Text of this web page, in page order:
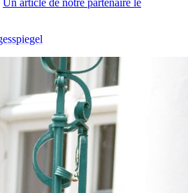
Un article de notre partenaire le